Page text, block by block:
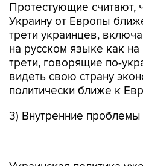
Протестующие считают,
Украину от Европы
трети украинцев,
на русском языке как
трети, говорящие по-
видеть свою страну
политически ближе к
3) Внутренние проблемы